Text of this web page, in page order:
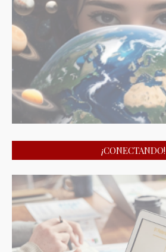
¡CONECTANDO!